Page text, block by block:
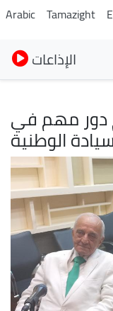
Arabic Tamazight
الإذاعات
دور مهم في
الوطنية